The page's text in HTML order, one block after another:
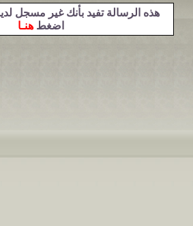
هذه الرسالة تفيد بأنك غير مسجل
اضغط هنـا